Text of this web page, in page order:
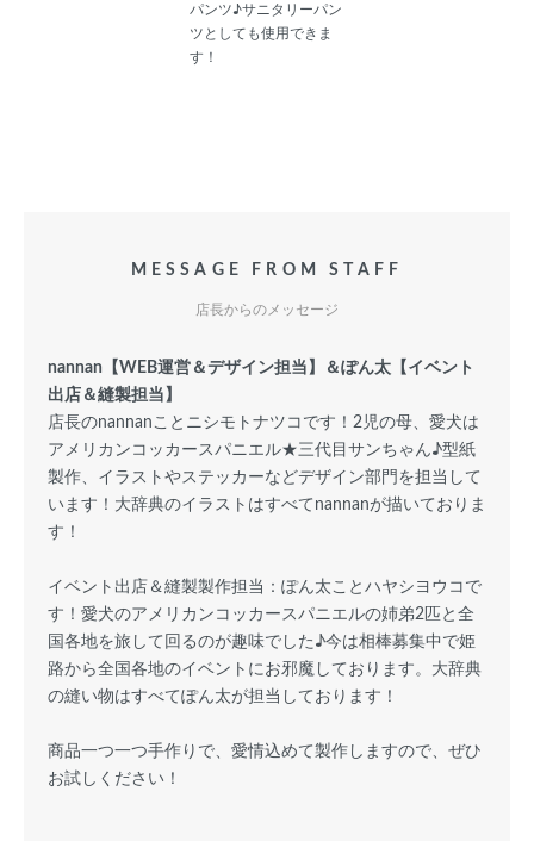
パンツ♪サニタリーパン
ツとしても使用できま
す！
MESSAGE FROM STAFF
店長からのメッセージ
nannan【WEB運営＆デザイン担当】＆ぽん太【イベント
出店＆縫製担当】
店長のnannanことニシモトナツコです！2児の母、愛犬は
アメリカンコッカースパニエル★三代目サンちゃん♪型紙
製作、イラストやステッカーなどデザイン部門を担当して
います！大辞典のイラストはすべてnannanが描いておりま
す！
イベント出店＆縫製製作担当：ぽん太ことハヤシヨウコで
す！愛犬のアメリカンコッカースパニエルの姉弟2匹と全
国各地を旅して回るのが趣味でした♪今は相棒募集中で姫
路から全国各地のイベントにお邪魔しております。大辞典
の縫い物はすべてぽん太が担当しております！
商品一つ一つ手作りで、愛情込めて製作しますので、ぜひ
お試しください！